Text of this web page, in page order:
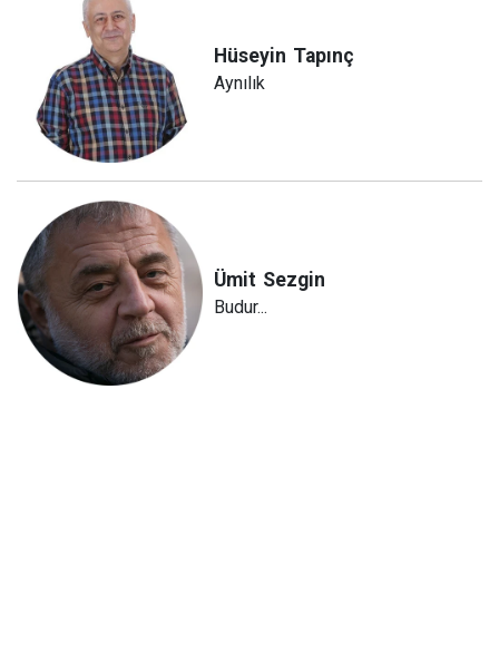
Hüseyin Tapınç
Aynılık
Ümit Sezgin
Budur...